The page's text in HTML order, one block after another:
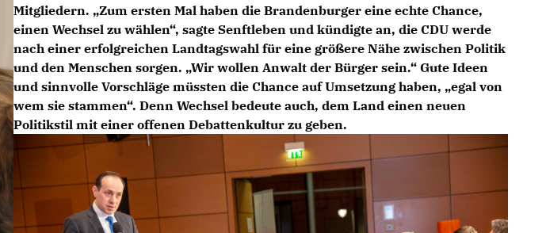
Mitgliedern. „Zum ersten Mal haben die Brandenburger eine echte Chance,
einen Wechsel zu wählen“, sagte Senftleben und kündigte an, die CDU werde
nach einer erfolgreichen Landtagswahl für eine größere Nähe zwischen Politik
und den Menschen sorgen. „Wir wollen Anwalt der Bürger sein.“ Gute Ideen
und sinnvolle Vorschläge müssten die Chance auf Umsetzung haben, „egal von
wem sie stammen“. Denn Wechsel bedeute auch, dem Land einen neuen
Politikstil mit einer offenen Debattenkultur zu geben.